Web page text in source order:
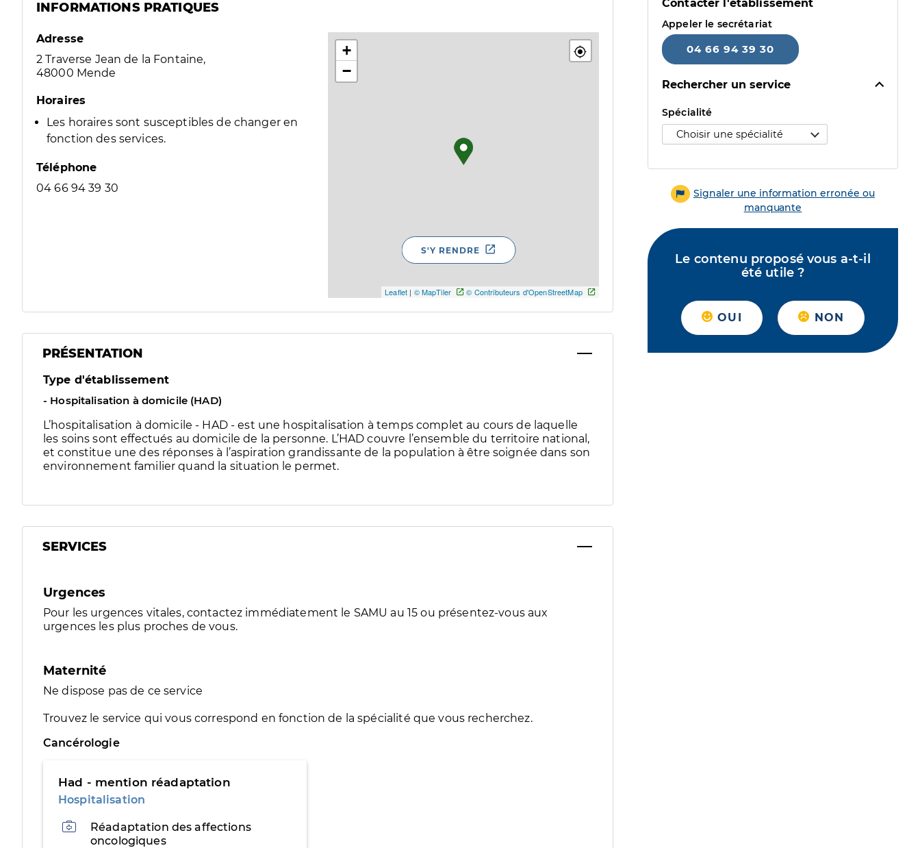
INFORMATIONS PRATIQUES
Adresse
2 Traverse Jean de la Fontaine,
48000 Mende
Horaires
Les horaires sont susceptibles de changer en
fonction des services.
Téléphone
04 66 94 39 30
+
−
Leaflet | © MapTiler © Contributeurs d'OpenStreetMap
S'Y RENDRE
PRÉSENTATION
Type d'établissement
- Hospitalisation à domicile (HAD)
L’hospitalisation à domicile - HAD - est une hospitalisation à temps complet au cours de laquelle
les soins sont effectués au domicile de la personne. L’HAD couvre l’ensemble du territoire national,
et constitue une des réponses à l’aspiration grandissante de la population à être soignée dans son
environnement familier quand la situation le permet.
SERVICES
Urgences
Pour les urgences vitales, contactez immédiatement le SAMU au 15 ou présentez-vous aux
urgences les plus proches de vous.
Maternité
Ne dispose pas de ce service
Trouvez le service qui vous correspond en fonction de la spécialité que vous recherchez.
Cancérologie
Had - mention réadaptation
Hospitalisation
ActivitésRéadaptation des affections
oncologiques
Contacter l'établissement
Appeler le secrétariat
04 66 94 39 30
Sélectionner une spécialité puis un motif pour accéder au
Rechercher un service
Spécialité
Signaler une information erronée ou
manquante
Le contenu proposé vous a-t-il
été utile ?
OUI NON